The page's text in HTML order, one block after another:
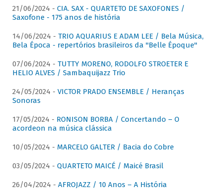
21/06/2024 - CIA. SAX - QUARTETO DE SAXOFONES /
Saxofone - 175 anos de história
14/06/2024 - TRIO AQUARIUS E ADAM LEE / Bela Música,
Bela Época - repertórios brasileiros da "Belle Époque"
07/06/2024 - TUTTY MORENO, RODOLFO STROETER E
HELIO ALVES / Sambaquijazz Trio
24/05/2024 - VICTOR PRADO ENSEMBLE / Heranças
Sonoras
17/05/2024 - RONISON BORBA / Concertando – O
acordeon na música clássica
10/05/2024 - MARCELO GALTER / Bacia do Cobre
03/05/2024 - QUARTETO MAICÉ / Maicé Brasil
26/04/2024 - AFROJAZZ / 10 Anos – A História